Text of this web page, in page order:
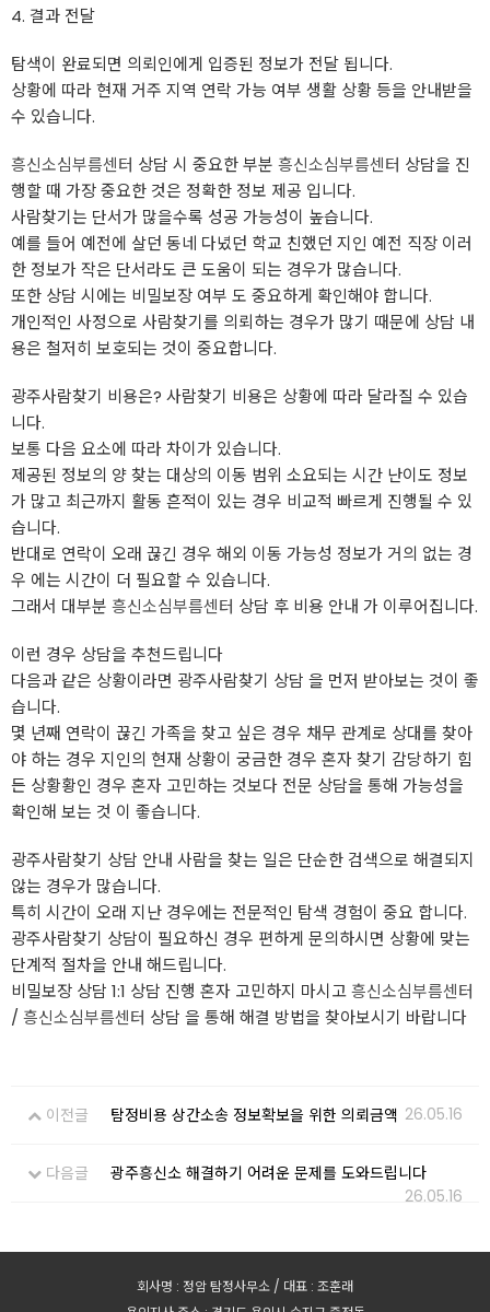
4. 결과 전달
탐색이 완료되면 의뢰인에게 입증된 정보가 전달 됩니다.
상황에 따라 현재 거주 지역 연락 가능 여부 생활 상황 등을 안내받을
수 있습니다.
흥신소심부름센터 상담 시 중요한 부분 흥신소심부름센터 상담을 진
행할 때 가장 중요한 것은 정확한 정보 제공 입니다.
사람찾기는 단서가 많을수록 성공 가능성이 높습니다.
예를 들어 예전에 살던 동네 다녔던 학교 친했던 지인 예전 직장 이러
한 정보가 작은 단서라도 큰 도움이 되는 경우가 많습니다.
또한 상담 시에는 비밀보장 여부 도 중요하게 확인해야 합니다.
개인적인 사정으로 사람찾기를 의뢰하는 경우가 많기 때문에 상담 내
용은 철저히 보호되는 것이 중요합니다.
광주사람찾기 비용은? 사람찾기 비용은 상황에 따라 달라질 수 있습
니다.
보통 다음 요소에 따라 차이가 있습니다.
제공된 정보의 양 찾는 대상의 이동 범위 소요되는 시간 난이도 정보
가 많고 최근까지 활동 흔적이 있는 경우 비교적 빠르게 진행될 수 있
습니다.
반대로 연락이 오래 끊긴 경우 해외 이동 가능성 정보가 거의 없는 경
우 에는 시간이 더 필요할 수 있습니다.
그래서 대부분 흥신소심부름센터 상담 후 비용 안내 가 이루어집니다.
이런 경우 상담을 추천드립니다
다음과 같은 상황이라면 광주사람찾기 상담 을 먼저 받아보는 것이 좋
습니다.
몇 년째 연락이 끊긴 가족을 찾고 싶은 경우 채무 관계로 상대를 찾아
야 하는 경우 지인의 현재 상황이 궁금한 경우 혼자 찾기 감당하기 힘
든 상황황인 경우 혼자 고민하는 것보다 전문 상담을 통해 가능성을
확인해 보는 것 이 좋습니다.
광주사람찾기 상담 안내 사람을 찾는 일은 단순한 검색으로 해결되지
않는 경우가 많습니다.
특히 시간이 오래 지난 경우에는 전문적인 탐색 경험이 중요 합니다.
광주사람찾기 상담이 필요하신 경우 편하게 문의하시면 상황에 맞는
단계적 절차을 안내 해드립니다.
비밀보장 상담 1:1 상담 진행 혼자 고민하지 마시고흥신소심부름센터
/ 흥신소심부름센터 상담 을 통해 해결 방법을 찾아보시기 바랍니다
이전글 탐정비용 상간소송 정보확보을 위한 의뢰금액 26.05.16
다음글
광주흥신소 해결하기 어려운 문제를 도와드립니다
26.05.16
회사명 : 정암 탐정사무소 / 대표 : 조훈래